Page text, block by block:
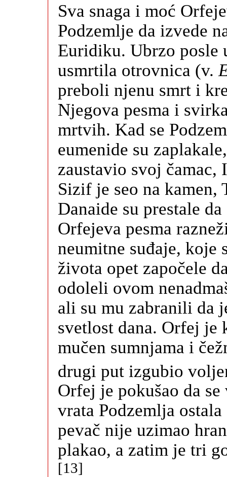
Sva snaga i moć
Podzemlje da izvede
Euridiku. Ubrzo posle
usmrtila otrovnica (v.
preboli njenu smrt i
Njegova pesma i
mrtvih. Kad se
eumenide su
zaustavio svoj čamac,
Sizif je seo na kamen,
Danaide su prestale
Orfejeva pesma
neumitne suđaje, koje
života opet započele
odoleli ovom
ali su mu zabranili da
svetlost dana. Orfej je
mučen sumnjama i
drugi put izgubio
Orfej je pokušao da
vrata Podzemlja
pevač nije uzimao
plakao, a zatim je tri
[13]